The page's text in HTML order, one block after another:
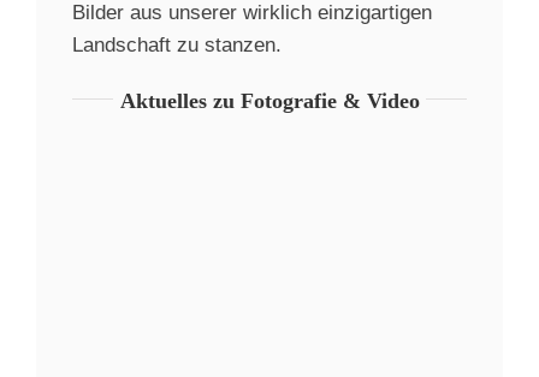
Bilder aus unserer wirklich einzigartigen
Landschaft zu stanzen.
Aktuelles zu Fotografie & Video